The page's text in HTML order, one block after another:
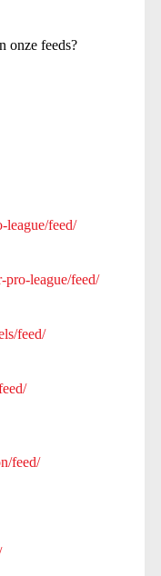
onze feeds?
league/feed/
pro-league/feed/
feed/
feed/